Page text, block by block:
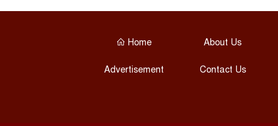
Home About Us
Advertisement Contact Us